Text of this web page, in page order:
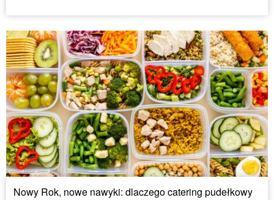
Nowy Rok, nowe nawyki: dlaczego catering pudełkowy